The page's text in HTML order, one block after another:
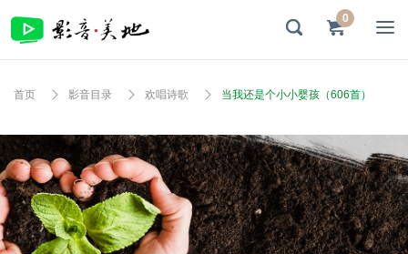
0
首页 影音目录 欢唱诗歌 当我还是个小小婴孩（606首）